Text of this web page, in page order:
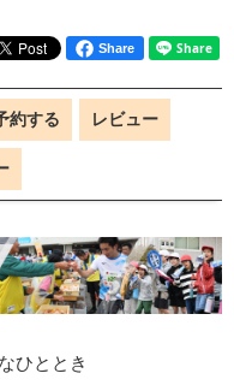
Share
約する レビュー